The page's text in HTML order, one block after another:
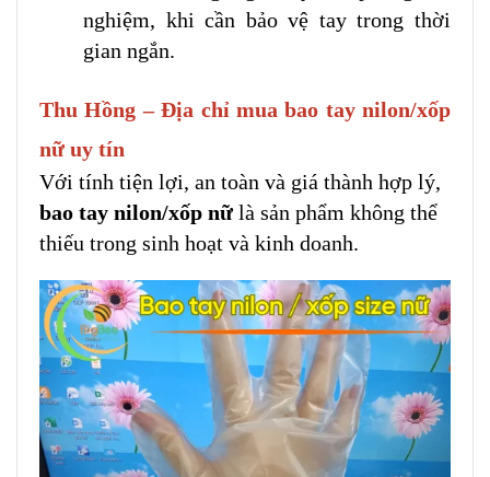
nghiệm, khi cần bảo vệ tay trong thời
gian ngắn.
Thu Hồng – Địa chỉ mua bao tay nilon/xốp
nữ uy tín
Với tính tiện lợi, an toàn và giá thành hợp lý,
bao tay nilon/xốp nữlà sản phẩm không thể
thiếu trong sinh hoạt và kinh doanh.